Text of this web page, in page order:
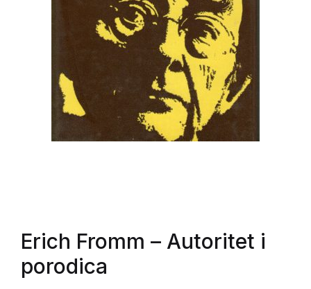
Erich Fromm – Autoritet i
porodica